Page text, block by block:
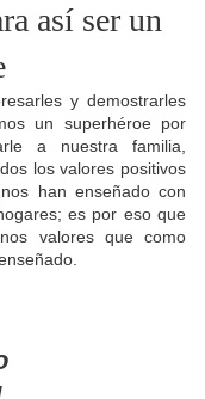
así ser un
y demostrarles
un superhéroe por
a nuestra familia,
los valores positivos
han enseñado con
es por eso que
valores que como